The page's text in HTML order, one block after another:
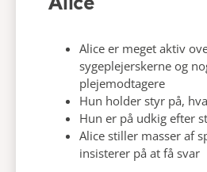
Alice
Alice er meget aktiv
sygeplejerskerne og
plejemodtagere
Hun holder styr på,
Hun er på udkig efter
Alice stiller masser af
insisterer på at få svar